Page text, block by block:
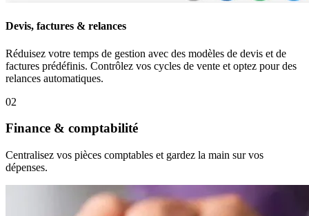
Devis, factures & relances
Réduisez votre temps de gestion avec des modèles de devis et de
factures prédéfinis. Contrôlez vos cycles de vente et optez pour des
relances automatiques.
02
Finance & comptabilité
Centralisez vos pièces comptables et gardez la main sur vos
dépenses.